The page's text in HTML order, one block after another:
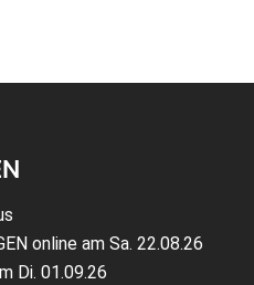
online am Sa. 22.08.26
Di. 01.09.26